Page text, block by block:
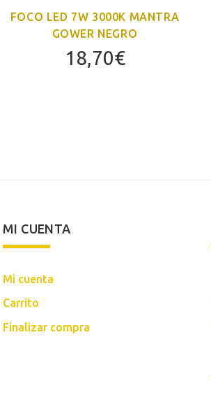
FOCO LED 7W 3000K MANTRA
GOWER NEGRO
18,70€
MI CUENTA
Mi cuenta
Carrito
Finalizar compra